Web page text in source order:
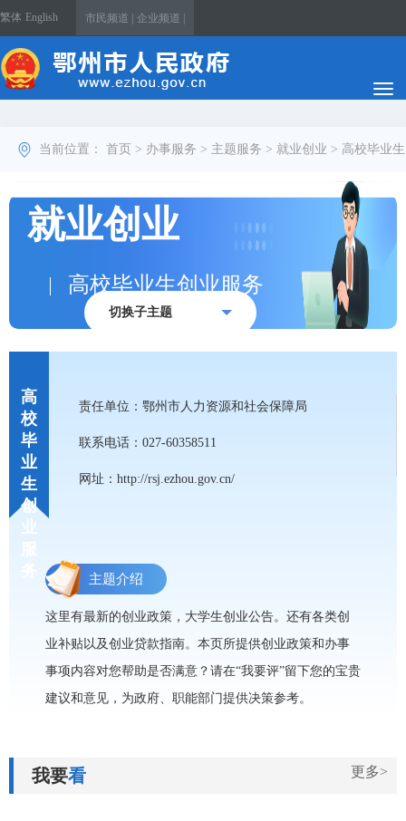
繁体 English 市民频道 | 企业频道 |
当前位置： 首页 > 办事服务 > 主题服务 > 就业创业 > 高校毕业生
创业服务
就业创业
高校毕业生创业服务
切换子主题
高
校
毕
业
生
创
业
服
责任单位：鄂州市人力资源和社会保障局
联系电话：027-60358511
网址：http://rsj.ezhou.gov.cn/
主题介绍
这里有最新的创业政策，大学生创业公告。还有各类创
业补贴以及创业贷款指南。本页所提供创业政策和办事
事项内容对您帮助是否满意？请在“我要评”留下您的宝贵
建议和意见，为政府、职能部门提供决策参考。
我要看 更多>